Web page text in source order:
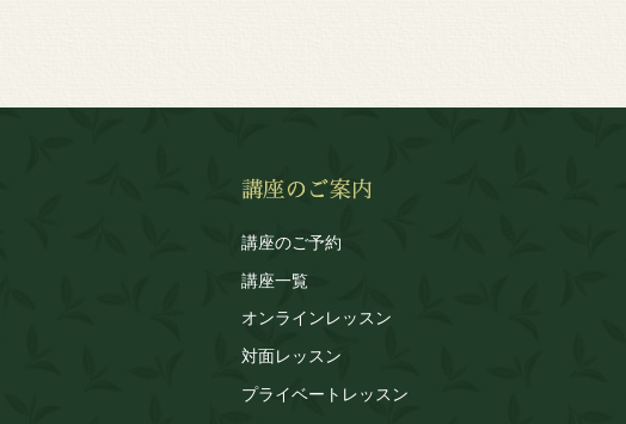
講座のご予約
講座一覧
オンラインレッスン
対面レッスン
プライベートレッスン